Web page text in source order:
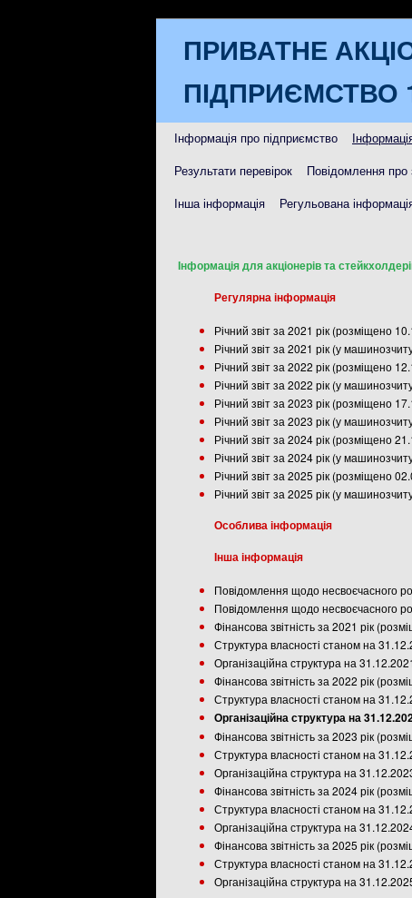
ПРИВАТНЕ
ПІДПРИЄМСТВО
Інформація про підприємство
Результати перевірок Повідомлення про
Інша інформація Регульована
Інформація для акціонерів та
Регулярна інформація
Річний звіт за 2021 рік (розміщено
Річний звіт за 2021 рік (у
Річний звіт за 2022 рік (розміщено
Річний звіт за 2022 рік (у
Річний звіт за 2023 рік (розміщено
Річний звіт за 2023 рік (у
Річний звіт за 2024 рік (розміщено
Річний звіт за 2024 рік (у
Річний звіт за 2025 рік (розміщено
Річний звіт за 2025 рік (у
Особлива інформація
Інша інформація
Повідомлення щодо несвоєчасного
Повідомлення щодо несвоєчасного
Фінансова звітність за 2021 рік
Структура власності станом на
Організаційна структура на
Фінансова звітність за 2022 рік
Структура власності станом на
Організаційна структура на
Фінансова звітність за 2023 рік
Структура власності станом на
Організаційна структура на
Фінансова звітність за 2024 рік
Структура власності станом на
Організаційна структура на
Фінансова звітність за 2025 рік
Структура власності станом на
Організаційна структура на